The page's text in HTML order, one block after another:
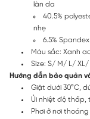
làn da
40.5%
nhẹ
6.5%
Màu sắc: Xanh
Size: S/ M/ L/ XL/
Hướng dẫn bảo quản
Giặt dưới 30°C,
Ủi nhiệt độ thấp,
Phơi ở nơi